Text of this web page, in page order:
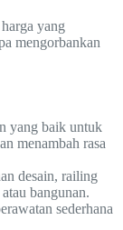
yang
mengorbankan
yang baik untuk
menambah rasa
desain, railing
bangunan.
sederhana